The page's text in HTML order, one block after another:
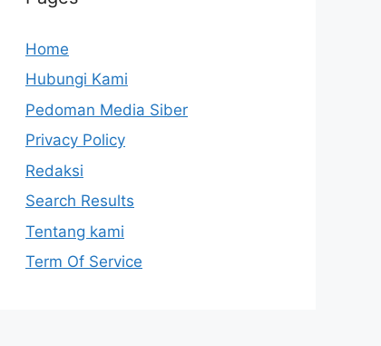
Home
Hubungi Kami
Pedoman Media Siber
Privacy Policy
Redaksi
Search Results
Tentang kami
Term Of Service